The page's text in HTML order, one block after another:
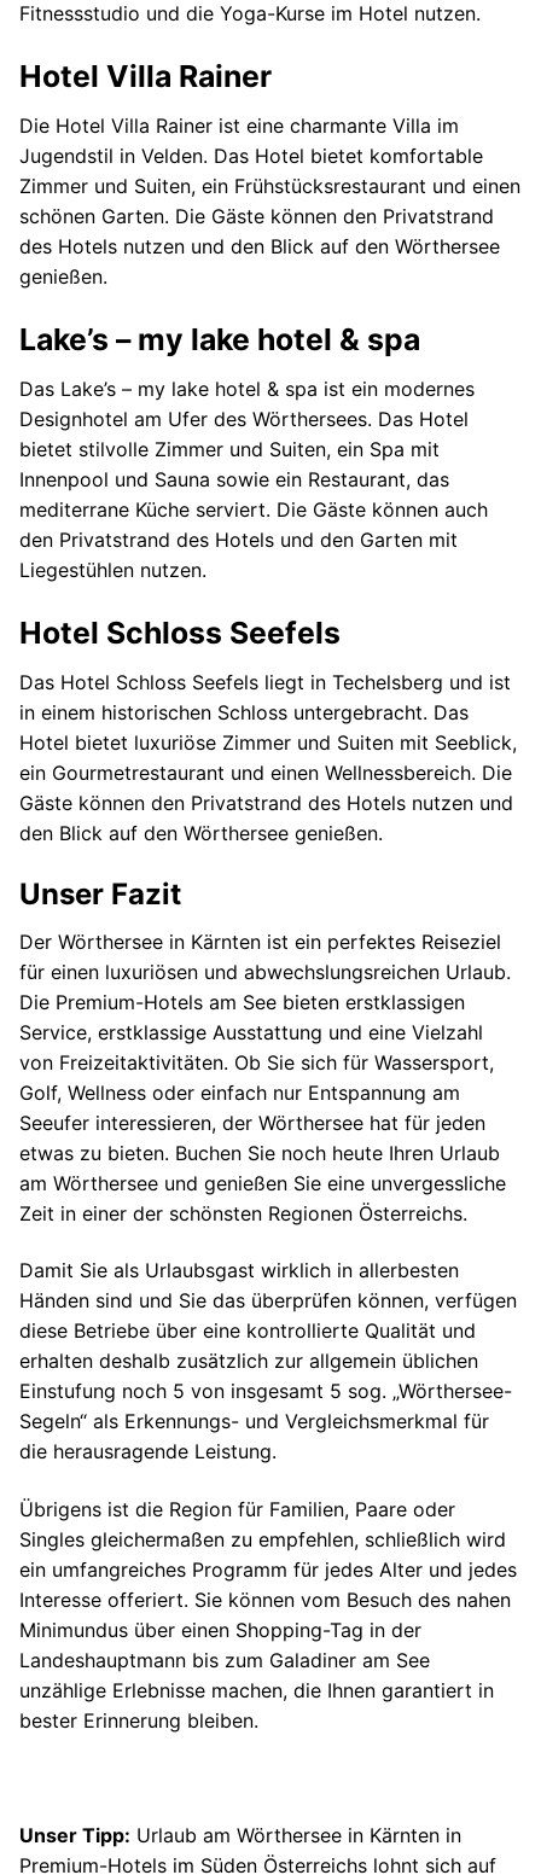
Fitnessstudio und die Yoga-Kurse im Hotel nutzen.
Hotel Villa Rainer
Die Hotel Villa Rainer ist eine charmante Villa im
Jugendstil in Velden. Das Hotel bietet komfortable
Zimmer und Suiten, ein Frühstücksrestaurant und einen
schönen Garten. Die Gäste können den Privatstrand
des Hotels nutzen und den Blick auf den Wörthersee
genießen.
Lake’s – my lake hotel & spa
Das Lake’s – my lake hotel & spa ist ein modernes
Designhotel am Ufer des Wörthersees. Das Hotel
bietet stilvolle Zimmer und Suiten, ein Spa mit
Innenpool und Sauna sowie ein Restaurant, das
mediterrane Küche serviert. Die Gäste können auch
den Privatstrand des Hotels und den Garten mit
Liegestühlen nutzen.
Hotel Schloss Seefels
Das Hotel Schloss Seefels liegt in Techelsberg und ist
in einem historischen Schloss untergebracht. Das
Hotel bietet luxuriöse Zimmer und Suiten mit Seeblick,
ein Gourmetrestaurant und einen Wellnessbereich. Die
Gäste können den Privatstrand des Hotels nutzen und
den Blick auf den Wörthersee genießen.
Unser Fazit
Der Wörthersee in Kärnten ist ein perfektes Reiseziel
für einen luxuriösen und abwechslungsreichen Urlaub.
Die Premium-Hotels am See bieten erstklassigen
Service, erstklassige Ausstattung und eine Vielzahl
von Freizeitaktivitäten. Ob Sie sich für Wassersport,
Golf, Wellness oder einfach nur Entspannung am
Seeufer interessieren, der Wörthersee hat für jeden
etwas zu bieten. Buchen Sie noch heute Ihren Urlaub
am Wörthersee und genießen Sie eine unvergessliche
Zeit in einer der schönsten Regionen Österreichs.
Damit Sie als Urlaubsgast wirklich in allerbesten
Händen sind und Sie das überprüfen können, verfügen
diese Betriebe über eine kontrollierte Qualität und
erhalten deshalb zusätzlich zur allgemein üblichen
Einstufung noch 5 von insgesamt 5 sog. „Wörthersee-
Segeln“ als Erkennungs- und Vergleichsmerkmal für
die herausragende Leistung.
Übrigens ist die Region für Familien, Paare oder
Singles gleichermaßen zu empfehlen, schließlich wird
ein umfangreiches Programm für jedes Alter und jedes
Interesse offeriert. Sie können vom Besuch des nahen
Minimundus über einen Shopping-Tag in der
Landeshauptmann bis zum Galadiner am See
unzählige Erlebnisse machen, die Ihnen garantiert in
bester Erinnerung bleiben.
Unser Tipp: Urlaub am Wörthersee in Kärnten in
Premium-Hotels im Süden Österreichs lohnt sich auf